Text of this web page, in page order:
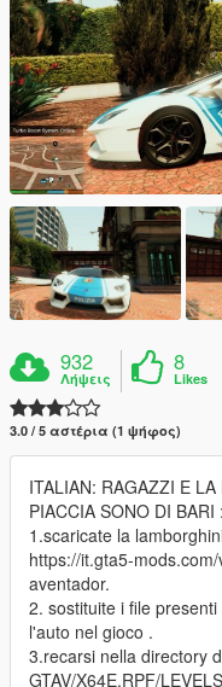
932
Λήψεις
8
Likes
3.0 / 5 αστέρια (1 ψήφος)
ITALIAN: RAGAZZI E
PIACCIA SONO DI BARI
1.scaricate la
https://it.gta5-
aventador.
2. sostituite i file
l'auto nel gioco .
3.recarsi nella directory
GTAV/X64E.RPF/